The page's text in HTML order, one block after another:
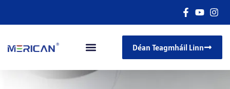
Déan Teagmháil Linn